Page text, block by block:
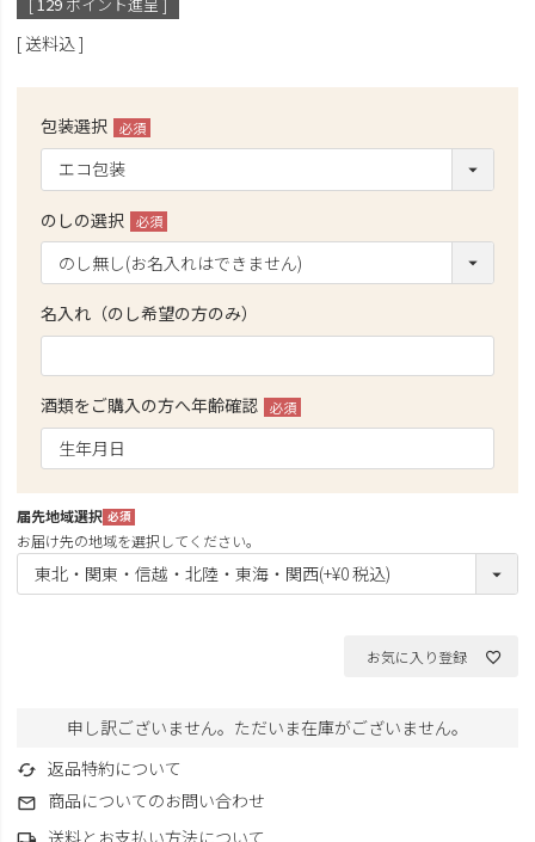
[129 ポイント進呈 ]
送料込
包装選択
(必
須)
のしの選択
(必
須)
名入れ（のし希望の方のみ）
酒類をご購入の方へ年齢確認
(必
届先地域選択
(必
須)
お届け先の地域を選択してください。
お気に入り登録
申し訳ございません。ただいま在庫がございません。
返品特約について
商品についてのお問い合わせ
送料とお支払い方法について